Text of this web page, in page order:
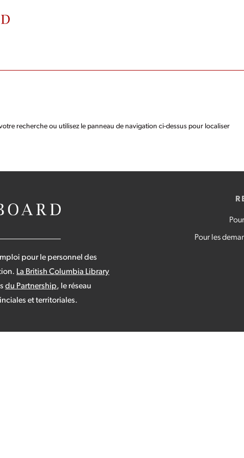
recherche ou utilisez le panneau de navigation ci-dessus pour localiser
pour le personnel des
La British Columbia Library
du Partnership, le réseau
et territoriales.
Pour les